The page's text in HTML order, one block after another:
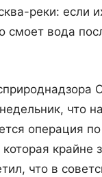
реки: если
смоет вода
что
операция
крайне
что в